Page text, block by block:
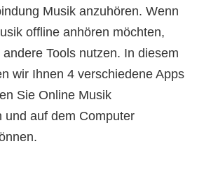
Musik anzuhören. Wenn
offline anhören möchten,
Tools nutzen. In diesem
wir Ihnen 4 verschiedene Apps
Sie Online Musik
und auf dem Computer